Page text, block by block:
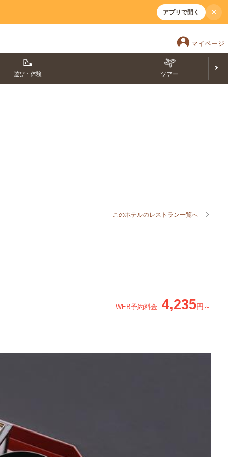
アプリで開く ×
マイページ
遊び・体験 ツアー
このホテルのレストラン一覧へ
WEB予約料金 4,235円～